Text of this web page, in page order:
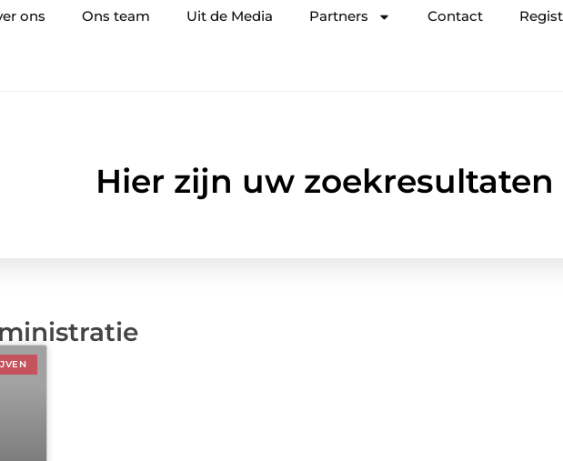
ons Ons team Uit de Media Partners Contact
Hier zijn uw zoekresultaten